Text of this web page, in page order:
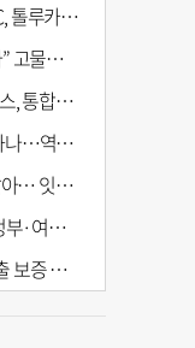
1-0 신승
세트 확대
립 본격화
張의 반격
산소방 헬기
산 정책
검찰 송치